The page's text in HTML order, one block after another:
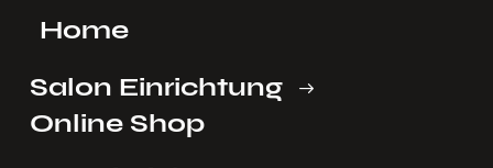
Home
Salon Einrichtung
Online Shop